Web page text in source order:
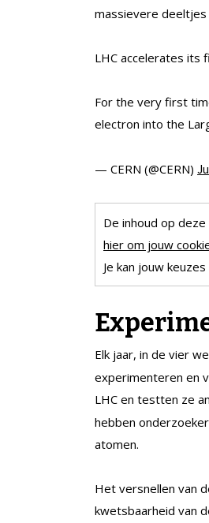
massievere
LHC accelerates its
For the very first
electron into the
— CERN (@CERN)
De inhoud op
hier om jouw
Je kan jouw
Elk jaar, in de vier
experimenteren en
LHC en testten ze
hebben
atomen.
Het versnellen van
kwetsbaarheid van